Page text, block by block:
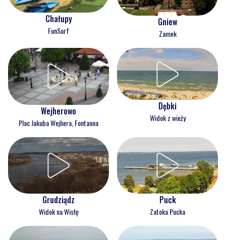
Chałupy
FunSurf
Gniew
Zamek
Wejherowo
Plac Jakuba Wejhera, Fontanna
Dębki
Widok z wieży
Grudziądz
Widok na Wisłę
Puck
Zatoka Pucka